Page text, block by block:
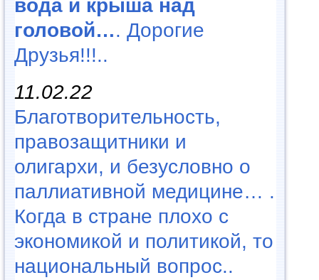
вода и крыша над
головой…. Дорогие
Друзья!!!..
11.02.22
Благотворительность,
правозащитники и
олигархи, и безусловно о
паллиативной медицине… .
Когда в стране плохо с
экономикой и политикой, то
национальный вопрос..